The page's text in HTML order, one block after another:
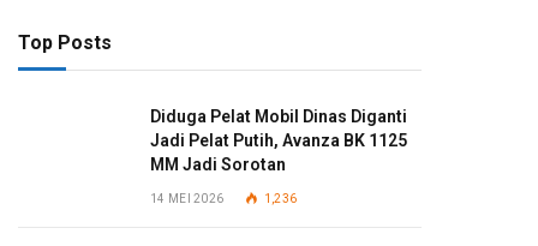
Top Posts
Diduga Pelat Mobil Dinas Diganti
Jadi Pelat Putih, Avanza BK 1125
MM Jadi Sorotan
14 MEI 2026 1,236